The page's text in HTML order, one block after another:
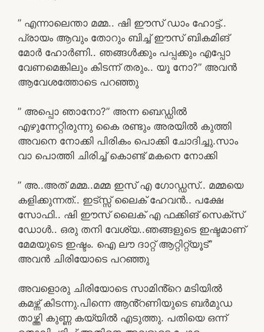
” എന്നാലെന്താ മമ്മ.. ഷി ഈസ് ഡാം ഹോട്ട്..
പ്രായം ആവും തോറും ബിച്ച് ഈസ് ബികമിങ്
മോർ ഹോർണി.. ഞങ്ങൾക്കും പപ്പക്കും എപ്പോ
വേണമെങ്കിലും കിടന്ന് തരും.. യൂ നോ?” അവൻ
ആവേശത്തോടെ പറഞ്ഞു
” അപ്പൊ ഞാനോ?” അന്ന ബെഡ്ഡിൽ
എഴുന്നേറ്റിരുന്നു കൈ രണ്ടും അരയിൽ കുത്തി
അവനെ നോക്കി പിരികം പൊക്കി ചോദിച്ചു.സാം
വാ പൊത്തി ചിരിച്ച് കൊണ്ട് മകനെ നോക്കി
” അ..അത് മമ്മ..മമ്മ ഇസ് എ ഗോഡ്ഡസ്.. മമ്മയെ
കളിക്കുന്നത്.. ഇട്സ്സ് ലൈക് ഹേവൻ.. പക്ഷേ
സോഫി.. ഷി ഈസ് ലൈക് എ ഫക്കിങ് സെക്സ്
ഡോൾ.. ഒരു തനി വേശ്യ..ഞങ്ങളുടെ ഇഷ്ടമാണ്
മേമയുടെ ഇഷ്ടം. ഐ ലൗ ദാറ്റ് ആറ്റിറ്റ്യൂട്”
അവൻ ചിരിയോടെ പറഞ്ഞു
അവളൊരു ചിരിയോടെ സാമിൻ്റെ മടിയിൽ
കമഴ്ന്ന് കിടന്നു.പിന്നെ ആൻ്റണിയുടെ ബർമുഡ
താഴ്ത്തി കുണ്ണ കയ്യിൽ എടുത്തു. പതിയെ ഒന്ന്